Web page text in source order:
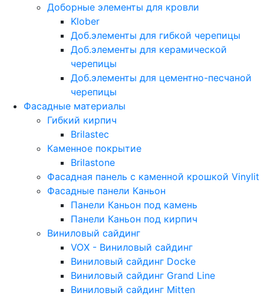
Доборные элементы для кровли
Klober
Доб.элементы для гибкой черепицы
Доб.элементы для керамической
черепицы
Доб.элементы для цементно-песчаной
черепицы
Фасадные материалы
Гибкий кирпич
Brilastec
Каменное покрытие
Brilastone
Фасадная панель с каменной крошкой Vinylit
Фасадные панели Каньон
Панели Каньон под камень
Панели Каньон под кирпич
Виниловый сайдинг
VOX - Виниловый сайдинг
Виниловый сайдинг Docke
Виниловый сайдинг Grand Line
Виниловый сайдинг Mitten